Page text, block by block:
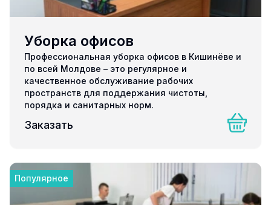
Уборка офисов
Профессиональная уборка офисов в Кишинёве и
по всей Молдове – это регулярное и
качественное обслуживание рабочих
пространств для поддержания чистоты,
порядка и санитарных норм.
Заказать
Популярное